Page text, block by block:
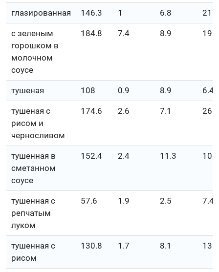
глазированная 146.3 1 6.8 21.6
с зеленым
горошком в
молочном
соусе
184.8 7.4 8.9 19.9
тушеная 108 0.9 8.9 6.4
тушеная с
рисом и
черносливом
174.6 2.6 7.1 26.6
тушенная в
сметанном
соусе
152.4 2.4 11.3 10.9
тушенная с
репчатым
луком
57.6 1.9 2.5 7.4
тушенная с
рисом
130.8 1.7 8.1 13.7